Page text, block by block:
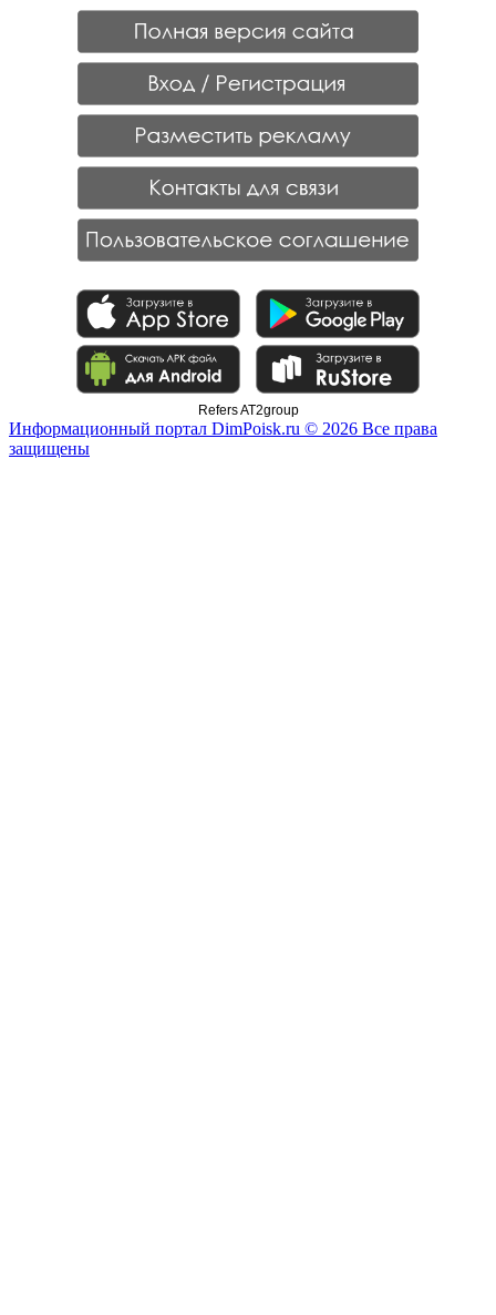
Refers AT2group
Информационный портал DimPoisk.ru © 2026 Все права
защищены